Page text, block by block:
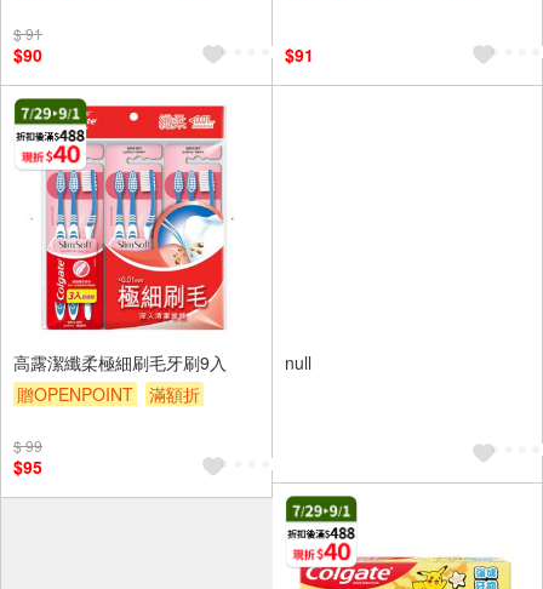
$ 91
$90
$91
高露潔纖柔極細刷毛牙刷9入
贈OPENPOINT
滿額折
$ 99
$95
null